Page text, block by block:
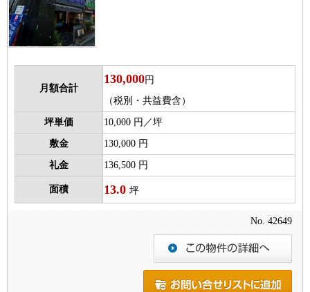
月額合計
130,000円
（税別・共益費含）
坪単価 10,000 円／坪
敷金 130,000 円
礼金 136,500 円
面積 13.0 坪
No. 42649